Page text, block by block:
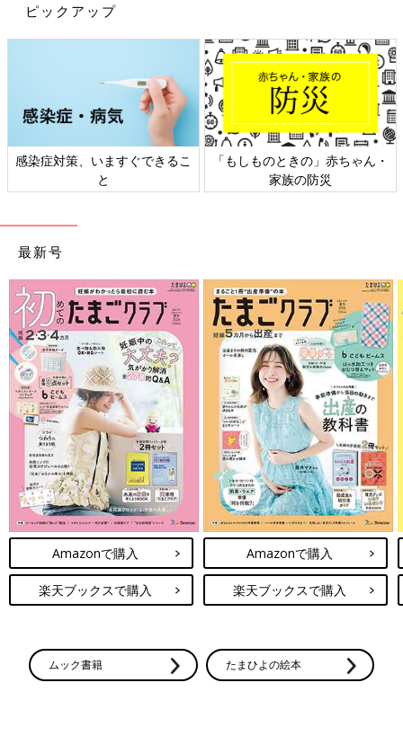
ピックアップ
感染症対策、いますぐできるこ
と
「もしものときの」赤ちゃん・
家族の防災
最新号
Amazonで購入
楽天ブックスで購入
Amazonで購入
楽天ブックスで購入
ムック書籍 たまひよの絵本